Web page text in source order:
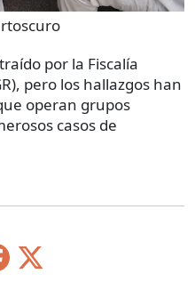
por la Fiscalía
pero los hallazgos han
operan grupos
casos de